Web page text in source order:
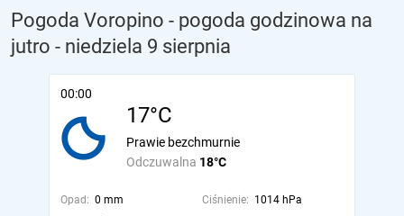
Pogoda Voropino - pogoda godzinowa na
jutro - niedziela 9 sierpnia
00:00
17°C
Odczuwalna 18°C
Prawie bezchmurnie
Opad: 0 mm Ciśnienie: 1014 hPa